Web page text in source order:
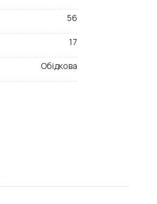
56
17
Обідкова